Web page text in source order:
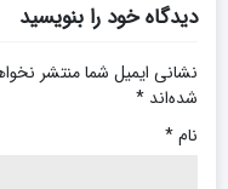
دیدگاه خود را بنویسید
نشانی ایمیل شما منتشر
شده‌اند *
نام*